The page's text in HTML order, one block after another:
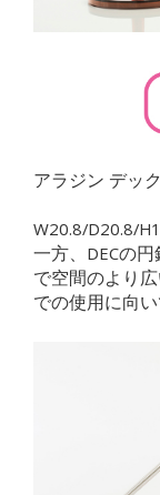
アラジン デッ
W20.8/D20.8/
一方、DECの
で空間のより
での使用に向い